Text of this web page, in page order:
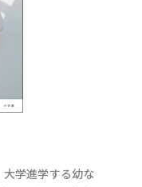
大学進学する幼な